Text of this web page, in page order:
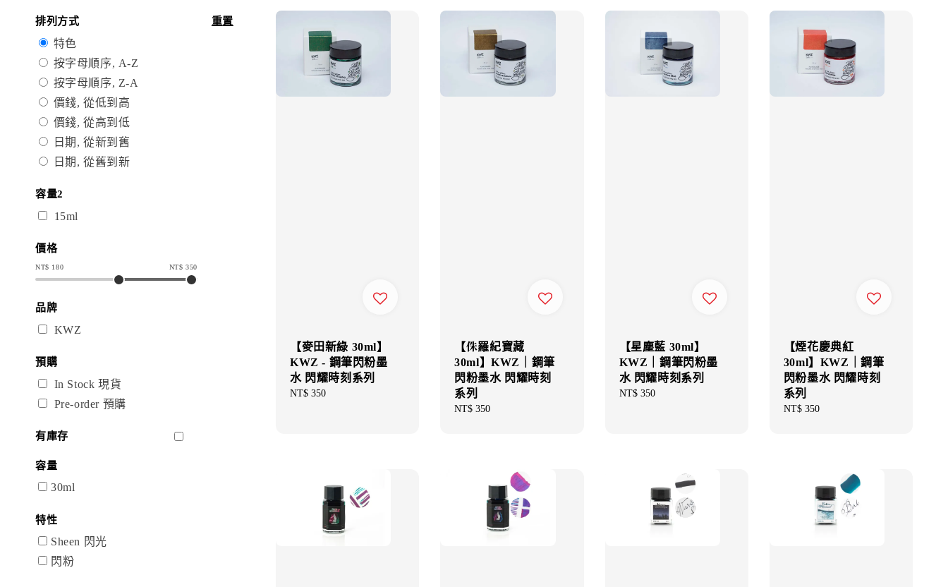
排列方式 重置
特色
按字母順序, A-Z
按字母順序, Z-A
價錢, 從低到高
價錢, 從高到低
日期, 從新到舊
日期, 從舊到新
容量2
15ml
價格
NT$ 180 NT$350
品牌
KWZ
預購
In Stock 現貨
Pre-order 預購
有庫存
容量
30ml
特性
Sheen 閃光
閃粉
【麥田新綠 30ml】
KWZ - 鋼筆閃粉墨
水 閃耀時刻系列
Regular
NT$ 350
【侏羅紀寶藏
30ml】KWZ｜鋼筆
閃粉墨水 閃耀時刻
系列
Regular
NT$ 350
【星塵藍 30ml】
KWZ｜鋼筆閃粉墨
水 閃耀時刻系列
Regular
NT$ 350
【煙花慶典紅
30ml】KWZ｜鋼筆
閃粉墨水 閃耀時刻
系列
Regular
NT$ 350